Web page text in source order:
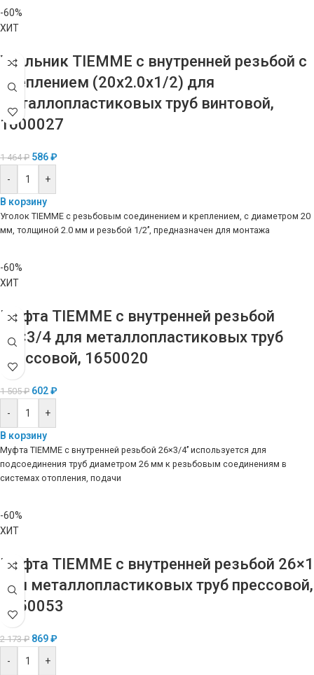
-60%
ХИТ
Угольник TIEMME с внутренней резьбой с
креплением (20х2.0х1/2) для
металлопластиковых труб винтовой,
1600027
1 464₽ 586₽
-
+
В корзину
Уголок TIEMME с резьбовым соединением и креплением, с диаметром 20
мм, толщиной 2.0 мм и резьбой 1/2’’, предназначен для монтажа
-60%
ХИТ
Муфта TIEMME с внутренней резьбой
26×3/4 для металлопластиковых труб
прессовой, 1650020
1 505₽ 602₽
-
+
В корзину
Муфта TIEMME с внутренней резьбой 26×3/4’’ используется для
подсоединения труб диаметром 26 мм к резьбовым соединениям в
системах отопления, подачи
-60%
ХИТ
Муфта TIEMME с внутренней резьбой 26×1
для металлопластиковых труб прессовой,
1650053
2 173₽ 869₽
-
+